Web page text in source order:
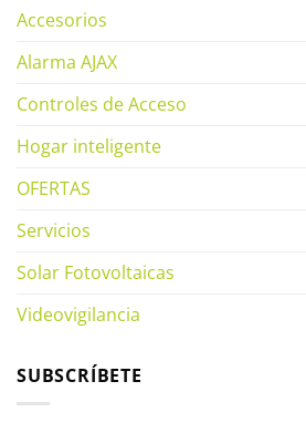
Accesorios
Alarma AJAX
Controles de Acceso
Hogar inteligente
OFERTAS
Servicios
Solar Fotovoltaicas
Videovigilancia
SUBSCRÍBETE